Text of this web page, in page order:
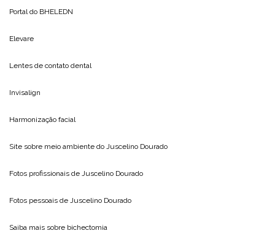
Portal do BHELEDN
Elevare
Lentes de contato dental
Invisalign
Harmonização facial
Site sobre meio ambiente do Juscelino Dourado
Fotos profissionais de Juscelino Dourado
Fotos pessoais de Juscelino Dourado
Saiba mais sobre bichectomia